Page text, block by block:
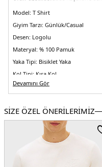
Model: T Shirt
Giyim Tarzı: Günlük/Casual
Desen: Logolu
Materyal: % 100 Pamuk
Yaka Tipi: Bisiklet Yaka
Kol Tipi: Kısa Kol
Kumaş Tipi:Belirtilmemiş
Kalıp Bilgisi:Regular Fit
Yaş Grubu:Yetişkin
Bangladeş
3DE1MW0MW43066DCC.12
Devamını Gör
SİZE ÖZEL ÖNERİLERİMİZ